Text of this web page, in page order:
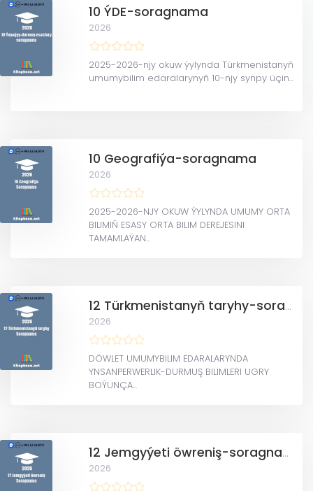
10 ÝDE-soragnama
2026
2025-2026-njy okuw ýylynda Türkmenistanyň
umumybilim edaralarynyň 10-njy synpy üçin...
10 Geografiýa-soragnama
2026
2025-2026-NJY OKUW ÝYLYNDA UMUMY ORTA
BILIMIŇ ESASY ORTA BILIM DEREJESINI
TAMAMLAÝAN...
12 Türkmenistanyň taryhy-soragnama
2026
DÖWLET UMUMYBILIM EDARALARYNDA
YNSANPERWERLIK-DURMUŞ BILIMLERI UGRY
BOÝUNÇA...
12 Jemgyýeti öwreniş-soragnama
2026